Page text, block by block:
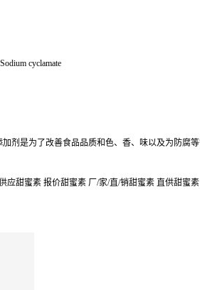
cyclamate
剂是为了改善食品品质和色、香、味以及为防腐
甜蜜素 报价甜蜜素 厂/家/直/销甜蜜素 直供甜蜜